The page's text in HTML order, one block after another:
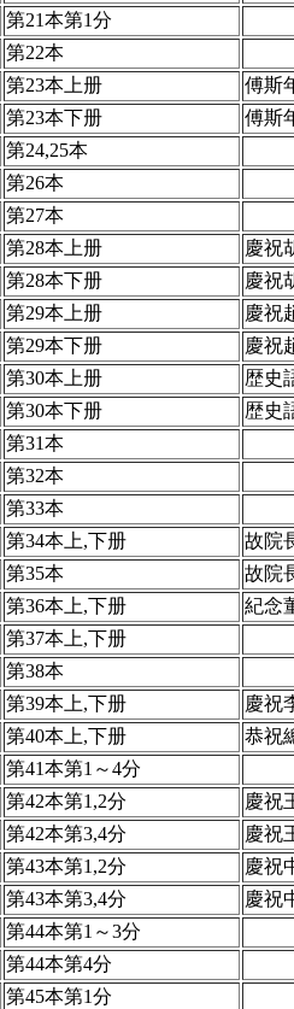
第21本第1分
第22本
第23本上册
傅斯
第23本下册
傅斯
第24,25本
第26本
第27本
第28本上册
慶祝
第28本下册
慶祝
第29本上册
慶祝
第29本下册
慶祝
第30本上册
歴史
第30本下册
歴史
第31本
第32本
第33本
第34本上,下册
故院
第35本
故院
第36本上,下册
紀念
第37本上,下册
第38本
第39本上,下册
慶祝
第40本上,下册
恭祝
第41本第1～4分
第42本第1,2分
慶祝
第42本第3,4分
慶祝
第43本第1,2分
慶祝
第43本第3,4分
慶祝
第44本第1～3分
第44本第4分
第45本第1分